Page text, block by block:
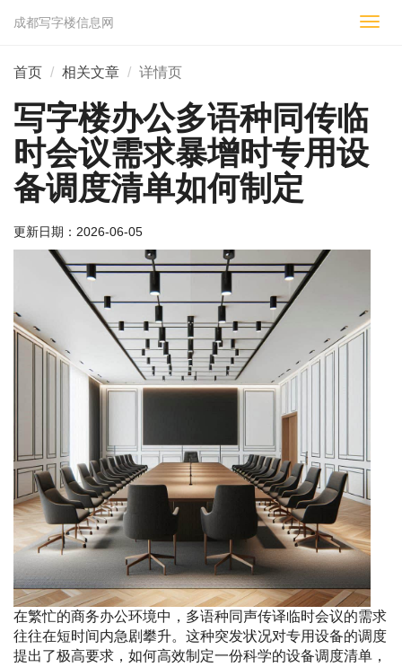
切
成都写字楼信息网
首页 相关文章 详情页
写字楼办公多语种同传临
时会议需求暴增时专用设
备调度清单如何制定
更新日期： 2026-06-05
在繁忙的商务办公环境中，多语种同声传译临时会议的需求
往往在短时间内急剧攀升。这种突发状况对专用设备的调度
提出了极高要求，如何高效制定一份科学的设备调度清单，